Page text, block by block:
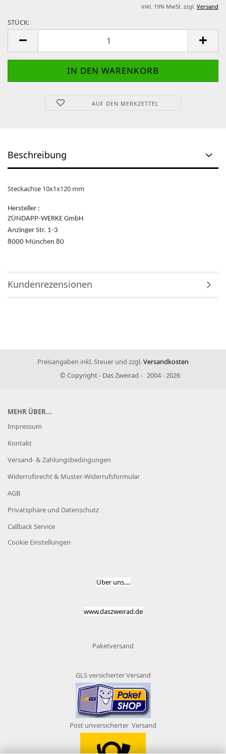
inkl. 19% MwSt. zzgl. Versand
STÜCK:
AUF DEN MERKZETTEL
Beschreibung
Steckachse 10x1x120 mm
Hersteller :
ZÜNDAPP-WERKE GmbH
Anzinger Str. 1-3
8000 München 80
Kundenrezensionen
Preisangaben inkl. Steuer und zzgl.Versandkosten
© Copyright - Das Zweirad - 2004 - 2026
MEHR ÜBER...
Impressum
Kontakt
Versand- & Zahlungsbedingungen
Widerrufsrecht & Muster-Widerrufsformular
AGB
Privatsphäre und Datenschutz
Callback Service
Cookie Einstellungen
Über uns....
www.daszweirad.de
Paketversand
GLS versicherter Versand
Post unversicherter Versand